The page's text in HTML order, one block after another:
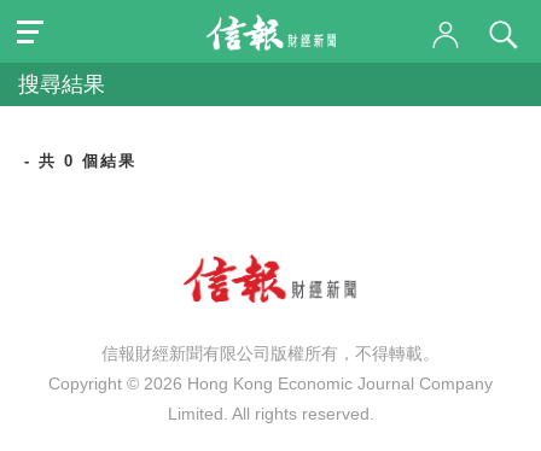
搜尋結果
- 共 0 個結果
信報財經新聞有限公司版權所有，不得轉載。
Copyright © 2026 Hong Kong Economic Journal Company
Limited. All rights reserved.